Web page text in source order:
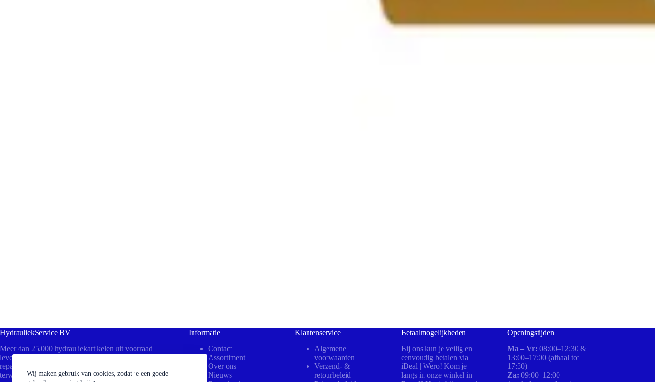
Wij maken gebruik van cookies, zodat je een goede
HydrauliekService BV
Meer dan 25.000 hydrauliekartikelen uit voorraad
leverbaar! Bezoek ons in Beesd voor direct advies,
reparaties aan uw cilinders of het persen van slangen
terwijl u wacht.
Informatie
Contact
Assortiment
Over ons
Nieuws
Klantenservice
Algemene
voorwaarden
Verzend- &
retourbeleid
Betaalmogelijkheden
Bij ons kun je veilig en
eenvoudig betalen via
iDeal | Wero! Kom je
langs in onze winkel in
Openingstijden
Ma – Vr: 08:00–12:30 &
13:00–17:00 (afhaal tot
17:30)
Za: 09:00–12:00